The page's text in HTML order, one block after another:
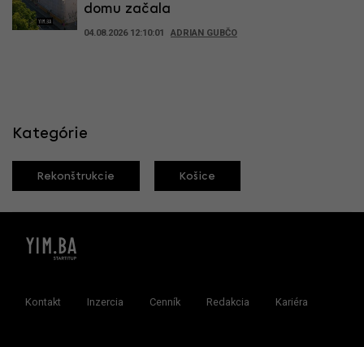
domu začala
04.08.2026 12:10:01 ADRIAN GUBČO
Kategórie
Rekonštrukcie Košice
Kontakt Inzercia Cenník Redakcia Kariéra